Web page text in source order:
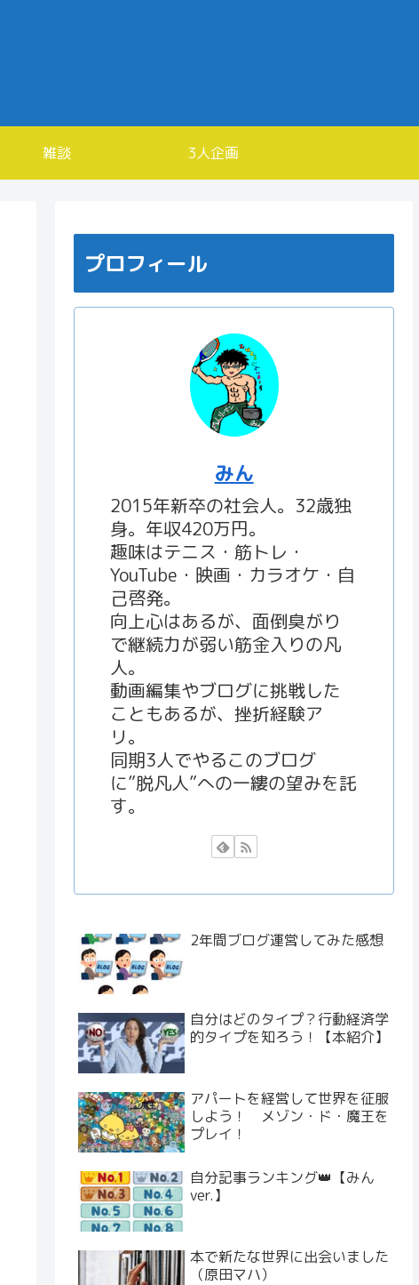
雑談 3人企画
プロフィール
みん
2015年新卒の社会人。32歳独
身。年収420万円。
趣味はテニス・筋トレ・
YouTube・映画・カラオケ・自
己啓発。
向上心はあるが、面倒臭がり
で継続力が弱い筋金入りの凡
人。
動画編集やブログに挑戦した
こともあるが、挫折経験ア
リ。
同期3人でやるこのブログ
に”脱凡人”への一縷の望みを託
す。
2年間ブログ運営してみた感想
自分はどのタイプ？行動経済学
的タイプを知ろう！【本紹介】
アパートを経営して世界を征服
しよう！ メゾン・ド・魔王を
プレイ！
自分記事ランキング👑【みん
ver.】
本で新たな世界に出会いました
（原田マハ）